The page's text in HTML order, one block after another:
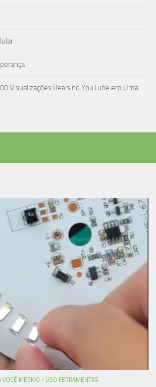
Visualizações Reais no YouTube em Uma
VOCÊ MESMO / USO FERRAMENTAS